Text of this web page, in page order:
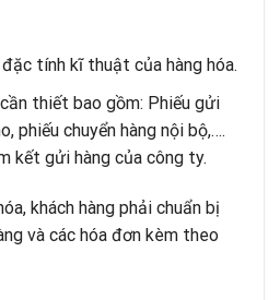
tính kĩ thuật của hàng hóa.
thiết bao gồm: Phiếu gửi
phiếu chuyển hàng nội bộ,….
kết gửi hàng của công ty.
khách hàng phải chuẩn bị
và các hóa đơn kèm theo